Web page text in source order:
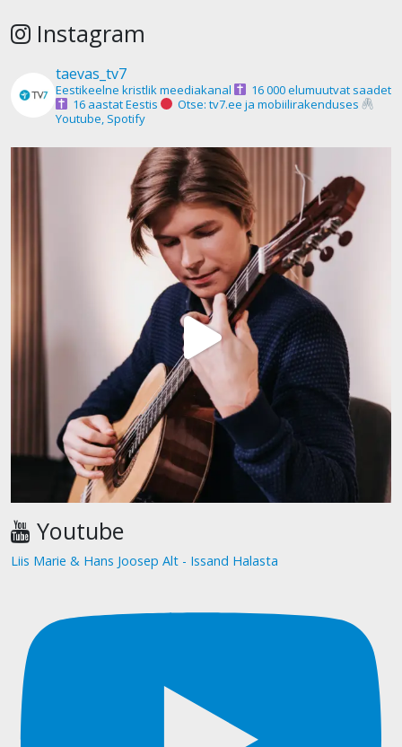
Instagram
taevas_tv7
Eestikeelne kristlik meediakanal
16 000 elumuutvat saadet
16 aastat Eestis
Otse: tv7.ee ja mobiilirakenduses
Youtube, Spotify
Youtube
Liis Marie & Hans Joosep Alt - Issand Halasta